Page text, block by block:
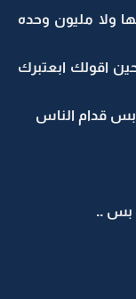
ولا مليون وحده
اقولك ابعتبرك
بس قدام الناس
بس ..